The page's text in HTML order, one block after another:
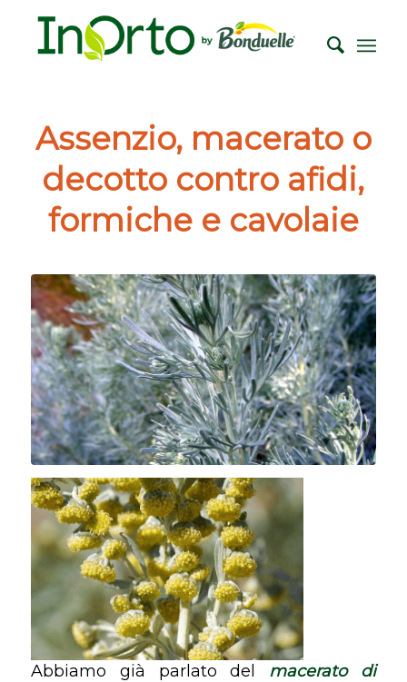
Assenzio, macerato o
decotto contro afidi,
formiche e cavolaie
Abbiamo già parlato del macerato di